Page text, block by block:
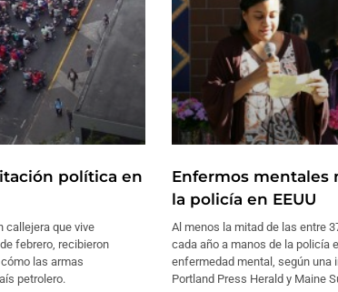
política en
callejera que vive
febrero, recibieron
las armas
petrolero.
Enfermos mentales
la policía en EEUU
Al menos la mitad de las entre
cada año a manos de la policía
enfermedad mental, según una
Portland Press Herald y Maine